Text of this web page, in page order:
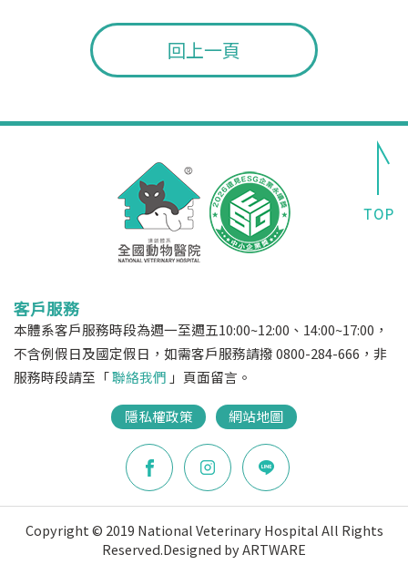
回上一頁
客戶服務
本體系客戶服務時段為週一至週五10:00~12:00、14:00~17:00，
不含例假日及國定假日，如需客戶服務請撥 0800-284-666，非
服務時段請至「聯絡我們 」頁面留言。
隱私權政策 網站地圖
Copyright © 2019 National Veterinary Hospital All Rights
Reserved.Designed by ARTWARE